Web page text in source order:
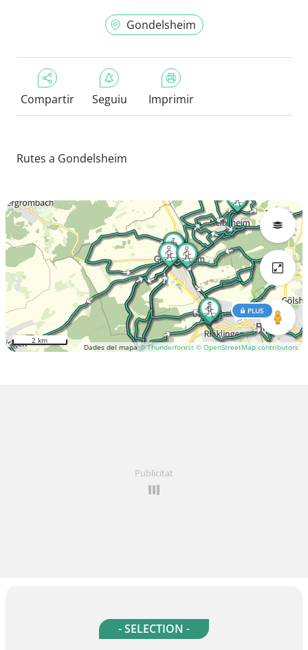
Gondelsheim
Compartir Seguiu Imprimir
Rutes a Gondelsheim
Dades del mapa© Thunderforest © OpenStreetMap contributors
PLUS
2 km
Publicitat
- SELECTION -